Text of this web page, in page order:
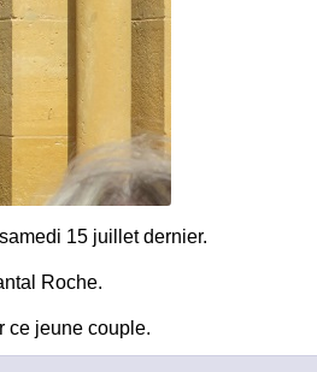
15 juillet dernier.
Roche.
ce jeune couple.